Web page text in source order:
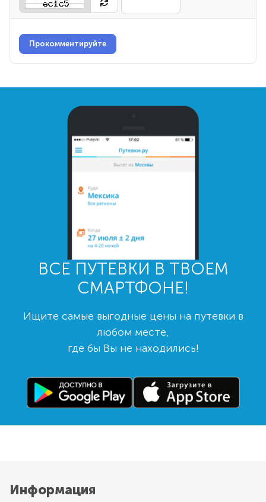
Прокомментируйте
ВСЕ ПУТЕВКИ В ТВОЕМ
СМАРТФОНЕ!
Ищите самые выгодные цены на путевки в
любом месте,
где бы Вы не находились!
Информация